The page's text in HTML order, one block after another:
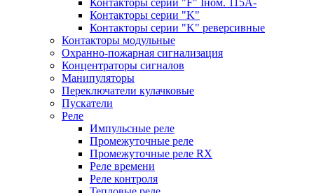
Контакторы серии "K"
Контакторы серии "K" реверсивные
Контакторы модульные
Охранно-пожарная сигнализация
Концентраторы сигналов
Манипуляторы
Переключатели кулачковые
Пускатели
Реле
Импульсные реле
Промежуточные реле
Промежуточные реле RX
Реле времени
Реле контроля